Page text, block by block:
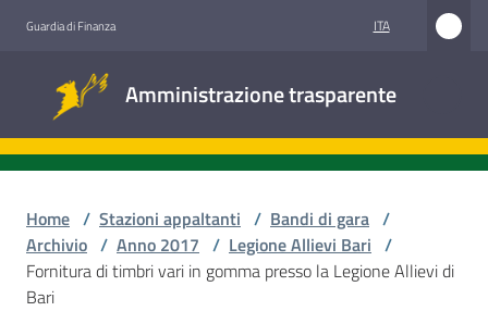
Guardia di Finanza ITA
Amministrazione trasparente
trasparente
Accesso
Home / Stazioni appaltanti / Bandi di gara /
Archivio / Anno 2017 / Legione Allievi Bari /
Fornitura di timbri vari in gomma presso la Legione Allievi di
Bari